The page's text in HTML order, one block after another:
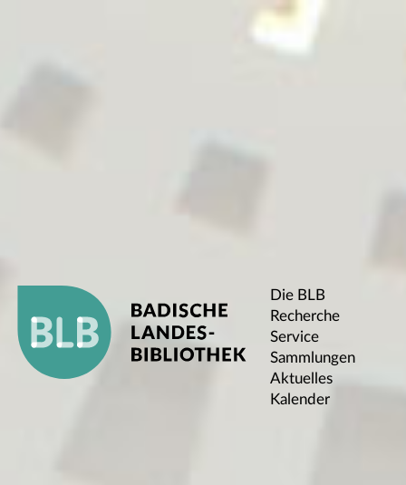
Die BLB
Recherche
Service
Sammlungen
Aktuelles
Kalender